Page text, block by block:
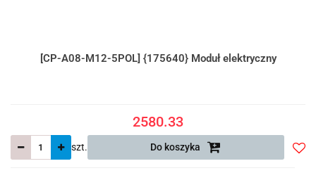
[CP-A08-M12-5POL] {175640} Moduł elektryczny
2580.33
szt. Do koszyka